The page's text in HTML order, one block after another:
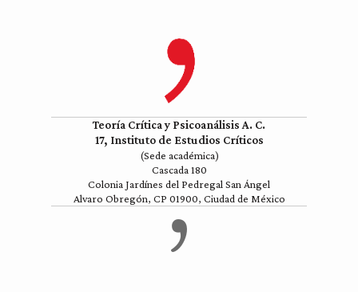
Teoría Crítica y Psicoanálisis A. C.
17, Instituto de Estudios Críticos
(Sede académica)
Cascada 180
Colonia Jardínes del Pedregal San Ángel
Alvaro Obregón, CP 01900, Ciudad de México